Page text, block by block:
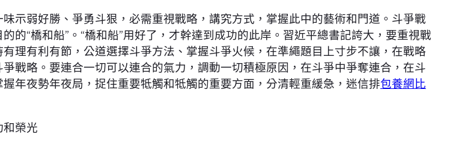
弱好勝、爭勇斗狠，必需重視戰略，講究方式，掌握此中的藝術和門道。斗爭戰
的“橋和船”。“橋和船”用好了，才幹達到成功的此岸。習近平總書記誇大，要重視戰
理有利有節，公道選擇斗爭方法、掌握斗爭火候，在準繩題目上寸步不讓，在戰略
戰略。要連合一切可以連合的氣力，調動一切積極原因，在斗爭中爭奪連合，在斗
年夜勢年夜局，捉住重要牴觸和牴觸的重要方面，分清輕重緩急，迷信排包養網比
榮光